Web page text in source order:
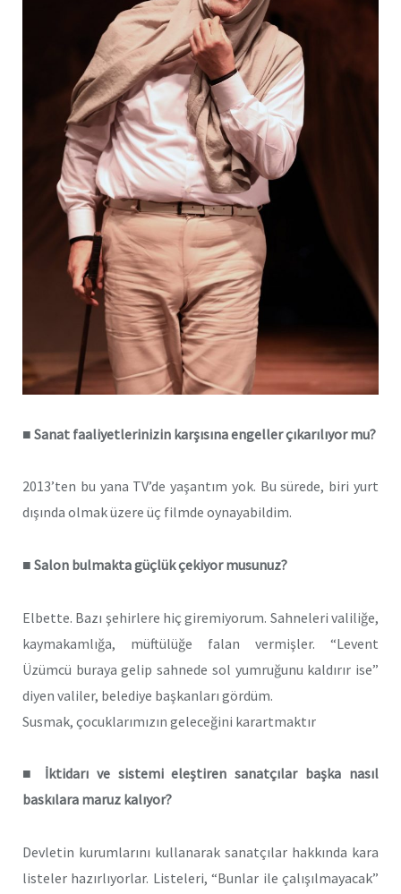
■ Sanat faaliyetlerinizin karşısına engeller çıkarılıyor mu?
2013’ten bu yana TV’de yaşantım yok. Bu sürede, biri yurt
dışında olmak üzere üç filmde oynayabildim.
■ Salon bulmakta güçlük çekiyor musunuz?
Elbette. Bazı şehirlere hiç giremiyorum. Sahneleri valiliğe,
kaymakamlığa, müftülüğe falan vermişler. “Levent
Üzümcü buraya gelip sahnede sol yumruğunu kaldırır ise”
diyen valiler, belediye başkanları gördüm.
Susmak, çocuklarımızın geleceğini karartmaktır
■ İktidarı ve sistemi eleştiren sanatçılar başka nasıl
baskılara maruz kalıyor?
Devletin kurumlarını kullanarak sanatçılar hakkında kara
listeler hazırlıyorlar. Listeleri, “Bunlar ile çalışılmayacak”